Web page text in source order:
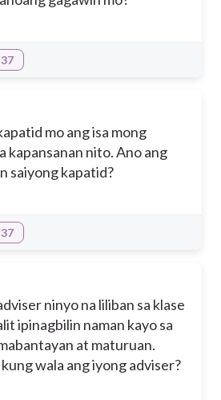
mo ang isa mong
kapansanan nito. Ano ang
saiyong kapatid?
ninyo na liliban sa klase
ipinagbilin naman kayo sa
at maturuan.
kung wala ang iyong adviser?